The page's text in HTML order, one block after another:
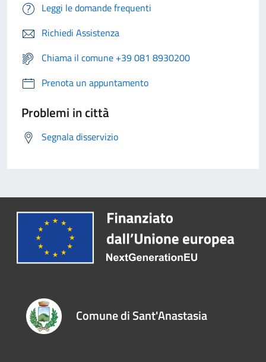
Leggi le domande frequenti
Richiedi Assistenza
Chiama il comune +39 081 8930200
Prenota un appuntamento
Problemi in città
Segnala disservizio
Comune di Sant'Anastasia